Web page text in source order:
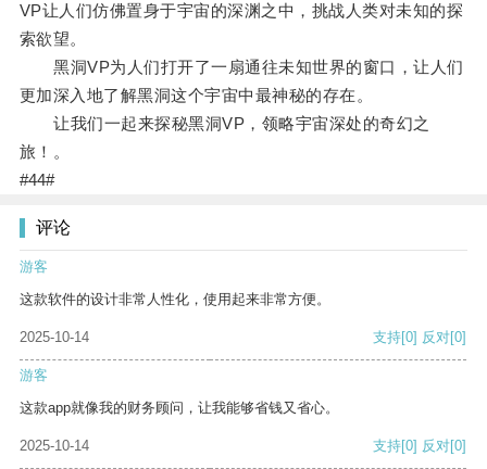
VP让人们仿佛置身于宇宙的深渊之中，挑战人类对未知的探
索欲望。
黑洞VP为人们打开了一扇通往未知世界的窗口，让人们
更加深入地了解黑洞这个宇宙中最神秘的存在。
让我们一起来探秘黑洞VP，领略宇宙深处的奇幻之
旅！。
#44#
评论
游客
这款软件的设计非常人性化，使用起来非常方便。
2025-10-14 支持[0] 反对[0]
游客
这款app就像我的财务顾问，让我能够省钱又省心。
2025-10-14 支持[0] 反对[0]